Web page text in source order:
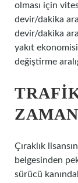
olması için
devir/dakika
devir/dakika
yakıt
değiştirme
Çıraklık
belgesinden
sürücü